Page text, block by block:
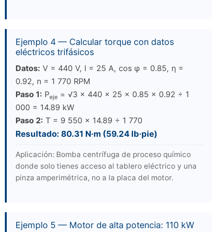
Ejemplo 4 — Calcular torque con datos
eléctricos trifásicos
Datos: V = 440 V, I = 25 A, cos φ = 0.85, η =
0.92, n = 1 770 RPM
Paso 1: Peje = √3 × 440 × 25 × 0.85 × 0.92 ÷ 1
000 = 14.89 kW
Paso 2: T = 9 550 × 14.89 ÷ 1 770
Resultado: 80.31 N·m (59.24 lb·pie)
Aplicación: Bomba centrífuga de proceso químico
donde solo tienes acceso al tablero eléctrico y una
pinza amperimétrica, no a la placa del motor.
Ejemplo 5 — Motor de alta potencia: 110 kW